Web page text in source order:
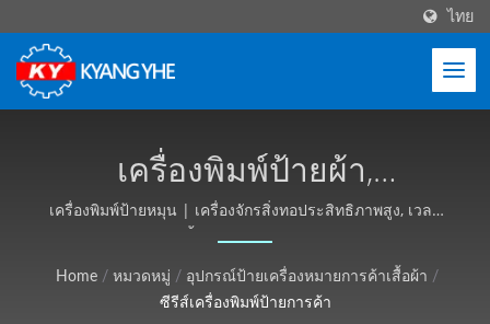
ไทย
เครื่องพิมพ์ป้ายผ้า,
เครื่องพิมพ์ป้ายความเร็วสูง |
เครื่องจักรผ้ารัดและป้าย,
บริการทั่วโลก - Kyang Yhe
เครื่องพิมพ์ป้ายหมุน | เครื่องจักรสิ่งทอประสิทธิภาพสูง, เวลา
นำสั้น - Kyang Yhe (KY)
Home / หมวดหมู่ / อุปกรณ์ป้ายเครื่องหมายการค้าเสื้อผ้า /
ซีรีส์เครื่องพิมพ์ป้ายการค้า